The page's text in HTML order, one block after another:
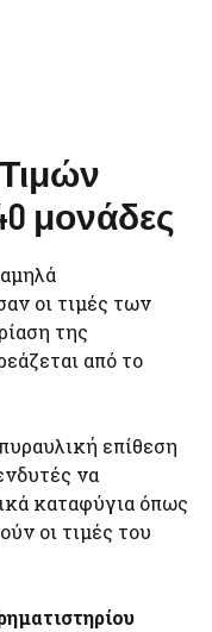
μονάδες
οι τιμές των
της
από το
επίθεση
να
καταφύγια όπως
οι τιμές του